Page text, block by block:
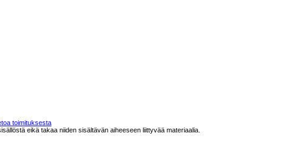
toimituksesta
eikä takaa niiden sisältävän aiheeseen liittyvää materiaalia.